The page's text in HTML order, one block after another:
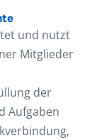
und nutzt
Mitglieder
der
Aufgaben